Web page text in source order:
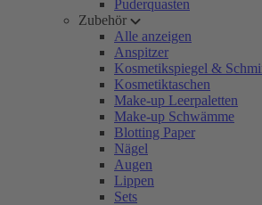
Puderquasten
Zubehör
Alle anzeigen
Anspitzer
Kosmetikspiegel &
Kosmetiktaschen
Make-up Leerpaletten
Make-up Schwämme
Blotting Paper
Nägel
Augen
Lippen
Sets